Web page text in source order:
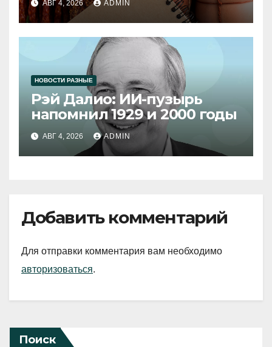
АВГ 4, 2026 ADMIN
НОВОСТИ РАЗНЫЕ
Рэй Далио: ИИ-пузырь
напомнил 1929 и 2000 годы
АВГ 4, 2026 ADMIN
Добавить комментарий
Для отправки комментария вам необходимо
авторизоваться.
Поиск